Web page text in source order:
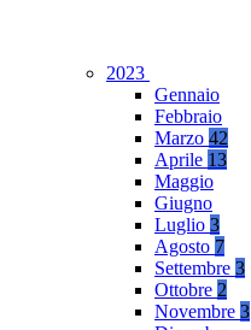
2023
Gennaio
Febbraio
Marzo 42
Aprile 13
Maggio
Giugno
Luglio 3
Agosto 7
Settembre 3
Ottobre 2
Novembre 3